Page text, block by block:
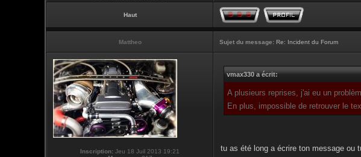
Haut
Mattheo Sujet du message: Re: Incident du Forum
Inscription: Jeu 18 Juil 2013 19:21
vmax330 a écrit:
A plusieurs reprises, j'ai eu un
En plus, impossible de retrouver le
tu as été long a écrire ton message ou